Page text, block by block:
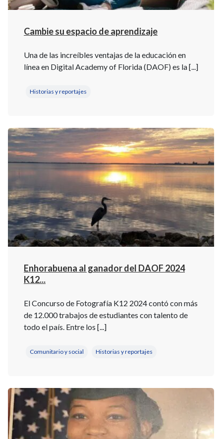
Cambie su espacio de aprendizaje
Una de las increíbles ventajas de la educación en
línea en Digital Academy of Florida (DAOF) es la [...]
Historias y reportajes
Enhorabuena al ganador del DAOF 2024
K12...
El Concurso de Fotografía K12 2024 contó con más
de 12.000 trabajos de estudiantes con talento de
todo el país. Entre los [...]
Comunitario y social Historias y reportajes